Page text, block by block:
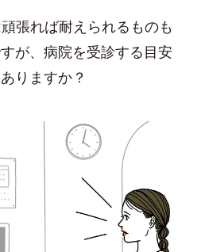
張れば耐えられるものも
が、病院を受診する目安
りますか？